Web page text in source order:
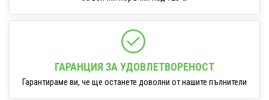
ГАРАНЦИЯ ЗА УДОВЛЕТВОРЕНОСТ
Гарантираме ви, че ще останете доволни от нашите пълнители